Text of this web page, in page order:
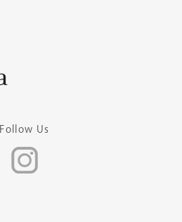
Follow Us